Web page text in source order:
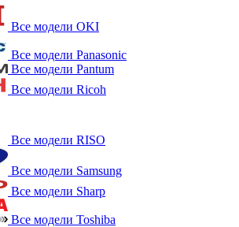
Все модели OKI
Все модели Panasonic
Все модели Pantum
Все модели Ricoh
Все модели RISO
Все модели Samsung
Все модели Sharp
Все модели Toshiba